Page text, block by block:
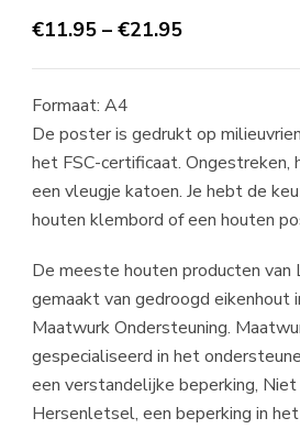
€11.95 – €21.95
Formaat: A4
De poster is gedrukt op
het FSC-certificaat. Ongestreken,
een vleugje katoen. Je hebt de
houten klembord of een houten
De meeste houten producten van
gemaakt van gedroogd eikenhout
Maatwurk Ondersteuning.
gespecialiseerd in het
een verstandelijke beperking,
Hersenletsel, een beperking in